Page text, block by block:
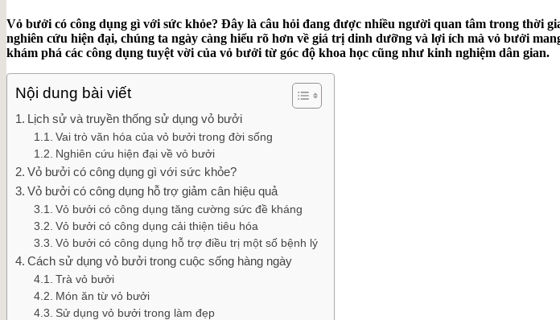
Vỏ bưởi có công dụng gì với sức khỏe? Đây là câu hỏi đang được nhiều người quan tâm trong thời
nghiên cứu hiện đại, chúng ta ngày càng hiểu rõ hơn về giá trị dinh dưỡng và lợi ích mà vỏ bưởi
khám phá các công dụng tuyệt vời của vỏ bưởi từ góc độ khoa học cũng như kinh nghiệm dân gian.
Nội dung bài viết
Lịch sử và truyền thống sử dụng vỏ bưởi
Vai trò văn hóa của vỏ bưởi trong đời sống
Nghiên cứu hiện đại về vỏ bưởi
Vỏ bưởi có công dụng gì với sức khỏe?
Vỏ bưởi có công dụng hỗ trợ giảm cân hiệu quả
Vỏ bưởi có công dụng tăng cường sức đề kháng
Vỏ bưởi có công dụng cải thiện tiêu hóa
Vỏ bưởi có công dụng hỗ trợ điều trị một số bệnh lý
Cách sử dụng vỏ bưởi trong cuộc sống hàng ngày
Trà vỏ bưởi
Món ăn từ vỏ bưởi
Sử dụng vỏ bưởi trong làm đẹp